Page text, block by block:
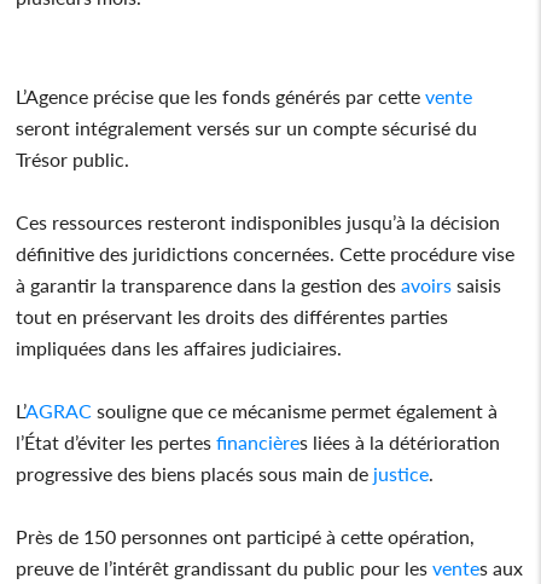
L’Agence précise que les fonds générés par cette vente
seront intégralement versés sur un compte sécurisé du
Trésor public.
Ces ressources resteront indisponibles jusqu’à la décision
définitive des juridictions concernées. Cette procédure vise
à garantir la transparence dans la gestion des avoirs saisis
tout en préservant les droits des différentes parties
impliquées dans les affaires judiciaires.
L’AGRAC souligne que ce mécanisme permet également à
l’État d’éviter les pertes financières liées à la détérioration
progressive des biens placés sous main de justice
Près de 150 personnes ont participé à cette opération,
preuve de l’intérêt grandissant du public pour les ventes aux